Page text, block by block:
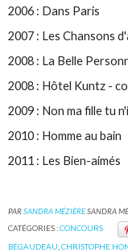
2006 : Dans Paris
2007 : Les Chansons
2008 : La Belle
2008 : Hôtel Kuntz -
2009 : Non ma fille tu
2010 : Homme au bain
2011 : Les Bien-aimés
PARSANDRA MÉZIÈRESANDRA
CATÉGORIES :CONCOURS
BÉGAUDEAU ,CHRISTOPHE